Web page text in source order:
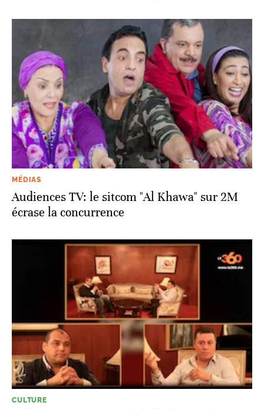
MÉDIAS
Audiences TV: le sitcom "Al Khawa" sur 2M
écrase la concurrence
CULTURE